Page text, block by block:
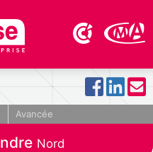
Avancée
Nord